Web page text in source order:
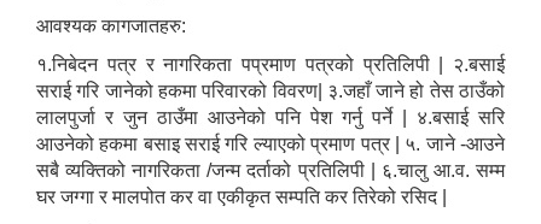
आवश्यक कागजातहरु:
१.निबेदन पत्र र नागरिकता पप्रमाण पत्रको प्रतिलिपी | २.बसाई
सराई गरि जानेको हकमा परिवारको विवरण| ३.जहाँ जाने हो तेस ठाउँको
लालपुर्जा र जुन ठाउँमा आउनेको पनि पेश गर्नु पर्ने | ४.बसाई सरि
आउनेको हकमा बसाइ सराई गरि ल्याएको प्रमाण पत्र | ५. जाने -आउने
सबै व्यक्तिको नागरिकता /जन्म दर्ताको प्रतिलिपी | ६.चालु आ.व. सम्म
घर जग्गा र मालपोत कर वा एकीकृत सम्पति कर तिरेको रसिद |